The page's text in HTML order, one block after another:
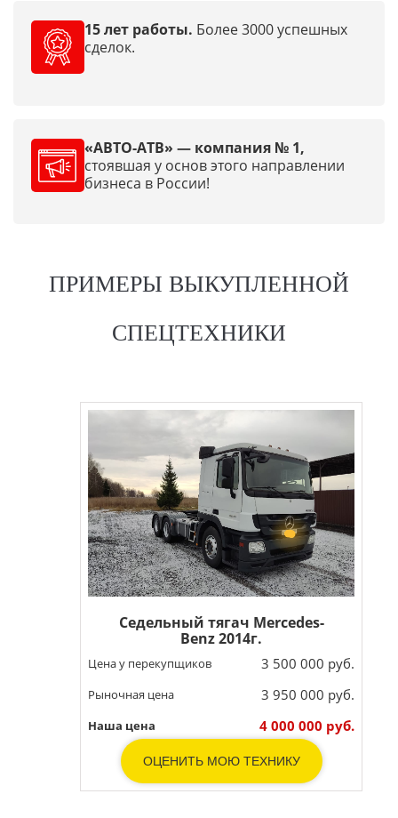
15 лет работы. Более 3000 успешных
сделок.
«АВТО-АТВ» — компания № 1,
стоявшая у основ этого направлении
бизнеса в России!
ПРИМЕРЫ ВЫКУПЛЕННОЙ
СПЕЦТЕХНИКИ
Седельный тягач Mercedes-
Benz 2014г.
Цена у перекупщиков 3 500 000 руб.
Рыночная цена 3 950 000 руб.
Наша цена 4 000 000 руб.
ОЦЕНИТЬ МОЮ ТЕХНИКУ